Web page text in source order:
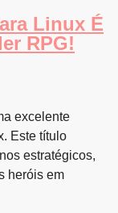
Linux É
RPG!
excelente
Este título
estratégicos,
heróis em